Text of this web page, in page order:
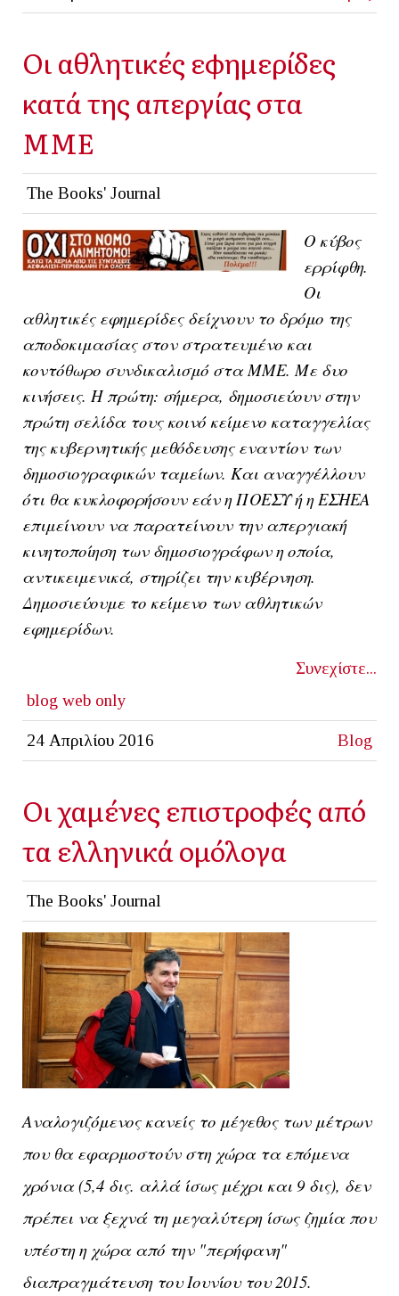
Οι αθλητικές εφημερίδες
κατά της απεργίας στα
ΜΜΕ
The Books' Journal
Ο κύβος
ερρίφθη.
Οι
αθλητικές εφημερίδες δείχνουν το δρόμο της
αποδοκιμασίας στον στρατευμένο και
κοντόθωρο συνδικαλισμό στα ΜΜΕ. Με δυο
κινήσεις. Η πρώτη: σήμερα, δημοσιεύουν στην
πρώτη σελίδα τους κοινό κείμενο καταγγελίας
της κυβερνητικής μεθόδευσης εναντίον των
δημοσιογραφικών ταμείων. Και αναγγέλλουν
ότι θα κυκλοφορήσουν εάν η ΠΟΕΣΥ ή η ΕΣΗΕΑ
επιμείνουν να παρατείνουν την απεργιακή
κινητοποίηση των δημοσιογράφων η οποία,
αντικειμενικά, στηρίζει την κυβέρνηση.
Δημοσιεύουμε το κείμενο των αθλητικών
εφημερίδων.
Συνεχίστε...
blog web only
24 Απριλίου 2016 Blog
Οι χαμένες επιστροφές από
τα ελληνικά ομόλογα
The Books' Journal
Αναλογιζόμενος κανείς το μέγεθος των μέτρων
που θα εφαρμοστούν στη χώρα τα επόμενα
χρόνια (5,4 δις. αλλά ίσως μέχρι και 9 δις), δεν
πρέπει να ξεχνά τη μεγαλύτερη ίσως ζημία που
υπέστη η χώρα από την "περήφανη"
διαπραγμάτευση του Ιουνίου του 2015.